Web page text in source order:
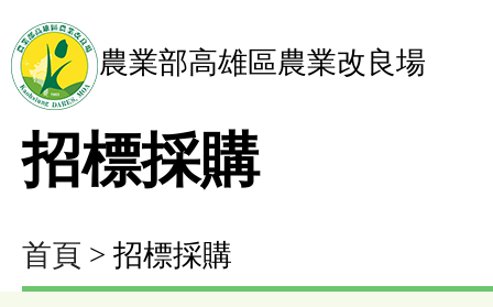
農業部高雄區農業改良場
招標採購
首頁 > 招標採購